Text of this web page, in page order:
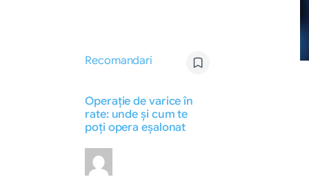
Recomandari
Operație de varice în
rate: unde și cum te
poți opera eșalonat